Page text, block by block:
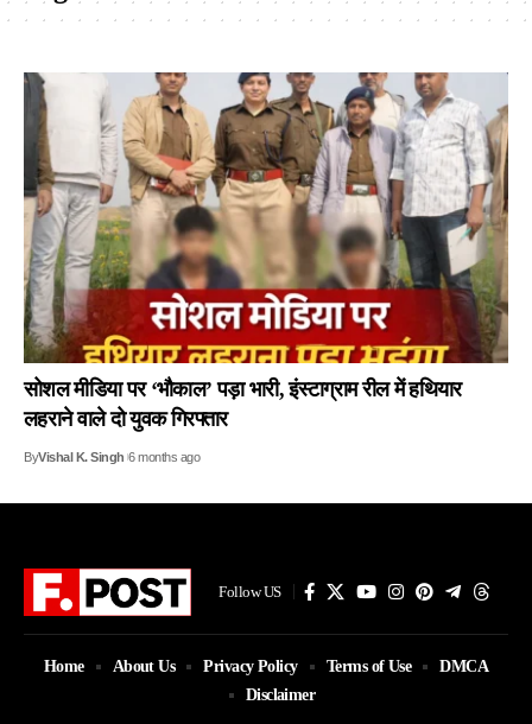
सोशल मीडिया पर ‘भौकाल’ पड़ा भारी, इंस्टाग्राम रील में हथियार
लहराने वाले दो युवक गिरफ्तार
ByVishal K. Singh 6 months ago
Follow US
Home About Us Privacy Policy Terms of Use
DMCA
Disclaimer